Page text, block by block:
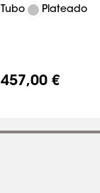
mmTubo Plateado
457,00 €